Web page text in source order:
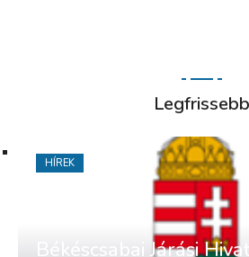
Legfrissebb
Békéscsabai Járási
HÍREK